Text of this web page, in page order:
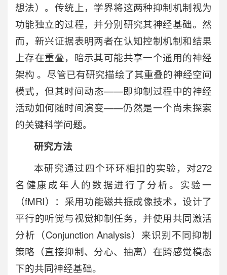
想法）。传统上，学界将这两种抑制机制视为
功能独立的过程，并分别研究其神经基础。然
而，新兴证据表明两者在认知控制机制和结果
上存在重叠，暗示其可能共享一个通用的神经
架构 。尽管已有研究描绘了其重叠的神经空间
模式，但其时间动态——即抑制过程中的神经
活动如何随时间演变——仍然是一个尚未探索
的关键科学问题。
研究方法
本研究通过四个环环相扣的实验，对272
名健康成年人的数据进行了分析。实验一
（fMRI）：采用功能磁共振成像技术，设计了
平行的听觉与视觉抑制任务，并使用共同激活
分析（Conjunction Analysis）来识别不同抑制
策略（直接抑制、分心、抽离）在跨感觉模态
下的共同神经基础。